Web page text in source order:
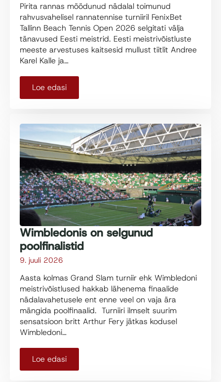
Pirita rannas möödunud nädalal toimunud
rahvusvahelisel rannatennise turniiril FenixBet
Tallinn Beach Tennis Open 2026 selgitati välja
tänavused Eesti meistrid. Eesti meistrivõistluste
meeste arvestuses kaitsesid mullust tiitlit Andree
Karel Kalle ja…
Loe edasi
Wimbledonis on selgunud
poolfinalistid
9. juuli 2026
Aasta kolmas Grand Slam turniir ehk Wimbledoni
meistrivõistlused hakkab lähenema finaalide
nädalavahetusele ent enne veel on vaja ära
mängida poolfinaalid. Turniiri ilmselt suurim
sensatsioon britt Arthur Fery jätkas kodusel
Wimbledoni…
Loe edasi